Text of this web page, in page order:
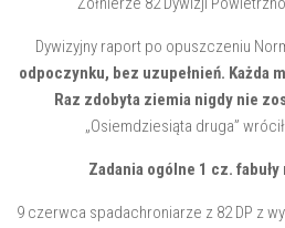
Dywizyjny raport po opuszczeniu
odpoczynku, bez uzupełnień. Każda
Raz zdobyta ziemia nigdy nie
„Osiemdziesiąta druga”
Zadania ogólne 1 cz.
9 czerwca spadachroniarze z 82 DP z